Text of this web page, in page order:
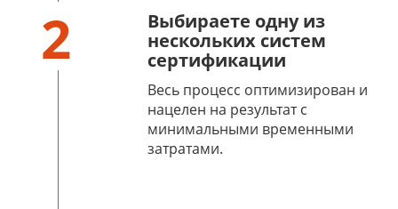
2
Выбираете одну из
нескольких систем
сертификации
Весь процесс оптимизирован и
нацелен на результат с
минимальными временными
затратами.